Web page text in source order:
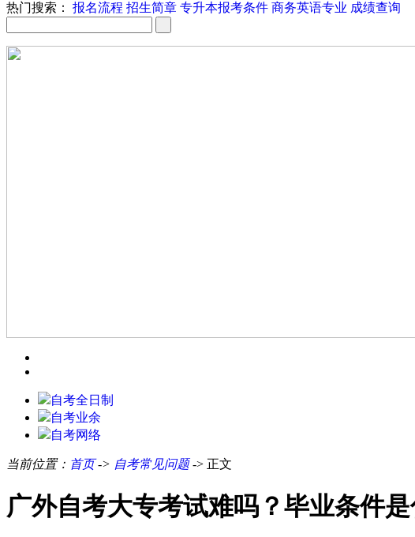
热门搜索： 报名流程 招生简章 专升本报考条件 商务英语专业 成绩查询
自考全日制
自考业余
自考网络
当前位置： 首页-> 自考常见问题-> 正文
广外自考大专考试难吗？毕业条件是